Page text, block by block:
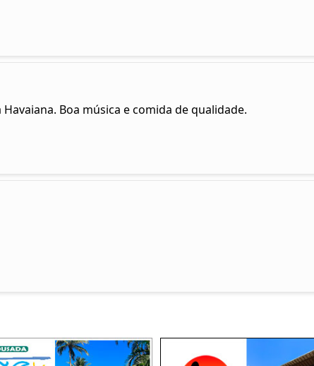
Boa música e comida de qualidade.